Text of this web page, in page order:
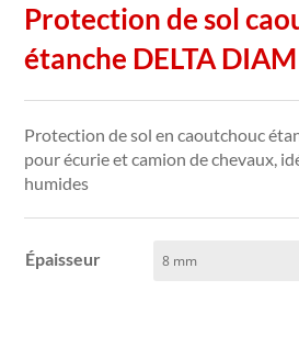
Protection de sol
étanche DELTA DIAM
Protection de sol en caoutchouc
pour écurie et camion de chevaux,
humides
Épaisseur